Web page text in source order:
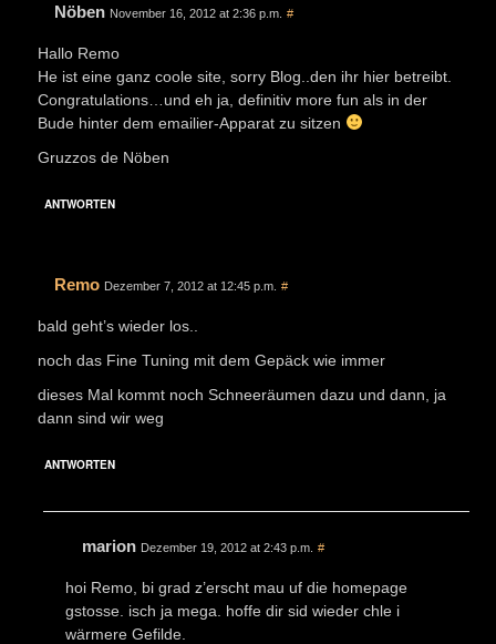
Nöben November 16, 2012 at 2:36 p.m. #
Hallo Remo
He ist eine ganz coole site, sorry Blog..den ihr hier betreibt.
Congratulations…und eh ja, definitiv more fun als in der
Bude hinter dem emailier-Apparat zu sitzen
Gruzzos de Nöben
ANTWORTEN
Remo Dezember 7, 2012 at 12:45 p.m. #
bald geht’s wieder los..
noch das Fine Tuning mit dem Gepäck wie immer
dieses Mal kommt noch Schneeräumen dazu und dann, ja
dann sind wir weg
ANTWORTEN
marion Dezember 19, 2012 at 2:43 p.m. #
hoi Remo, bi grad z’erscht mau uf die homepage
gstosse. isch ja mega. hoffe dir sid wieder chle i
wärmere Gefilde.